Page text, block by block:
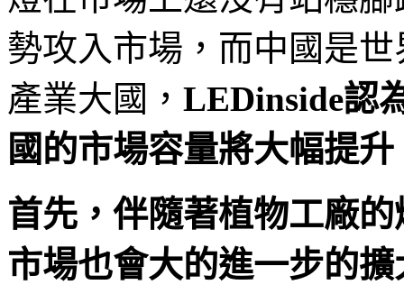
勢攻入市場，而中國是
產業大國， LEDinside認
國的市場容量將大幅提升
首先，伴隨著植物工廠
市場也會大的進一步的